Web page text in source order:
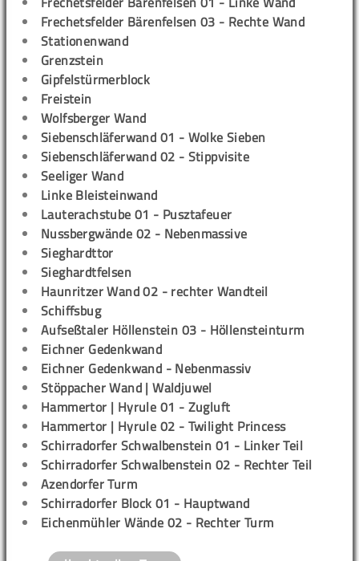
Frechetsfelder Bärenfelsen 03 - Rechte Wand
Stationenwand
Grenzstein
Gipfelstürmerblock
Freistein
Wolfsberger Wand
Siebenschläferwand 01 - Wolke Sieben
Siebenschläferwand 02 - Stippvisite
Seeliger Wand
Linke Bleisteinwand
Lauterachstube 01 - Pusztafeuer
Nussbergwände 02 - Nebenmassive
Sieghardttor
Sieghardtfelsen
Haunritzer Wand 02 - rechter Wandteil
Schiffsbug
Aufseßtaler Höllenstein 03 - Höllensteinturm
Eichner Gedenkwand
Eichner Gedenkwand - Nebenmassiv
Stöppacher Wand | Waldjuwel
Hammertor | Hyrule 01 - Zugluft
Hammertor | Hyrule 02 - Twilight Princess
Schirradorfer Schwalbenstein 01 - Linker Teil
Schirradorfer Schwalbenstein 02 - Rechter Teil
Azendorfer Turm
Schirradorfer Block 01 - Hauptwand
Eichenmühler Wände 02 - Rechter Turm